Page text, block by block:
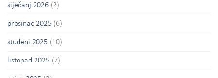
siječanj 2026 (2)
prosinac 2025 (6)
studeni 2025 (10)
listopad 2025 (7)